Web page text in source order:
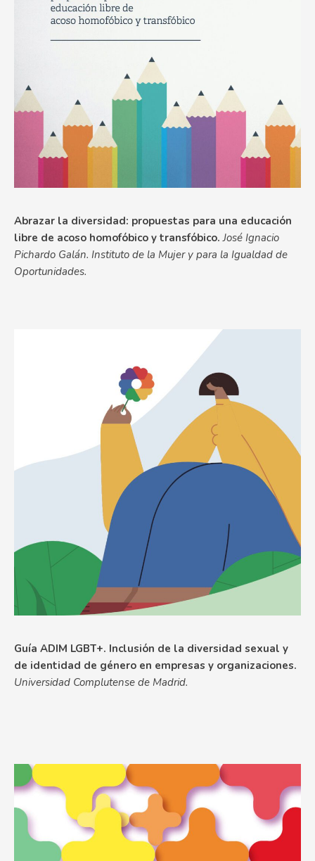
Abrazar la diversidad: propuestas para una educación
libre de acoso homofóbico y transfóbico. José Ignacio
Pichardo Galán. Instituto de la Mujer y para la Igualdad de
Oportunidades.
Guía ADIM LGBT+. Inclusión de la diversidad sexual y
de identidad de género en empresas y organizaciones.
Universidad Complutense de Madrid.